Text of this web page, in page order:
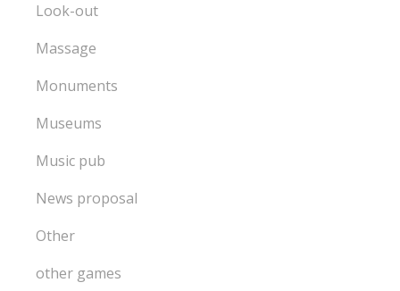
Look-out
Massage
Monuments
Museums
Music pub
News proposal
Other
other games